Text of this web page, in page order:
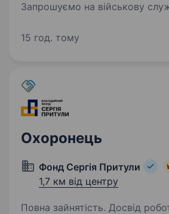
Запрошуємо на військову
не залучаємось до бойових дії; офіційне
15 год. тому
Охоронець
Фонд Сергія Притули
1,7 км від центру
Повна зайнятість. Досвід